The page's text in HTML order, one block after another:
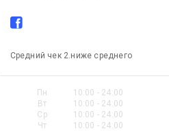
Средний чек 2.ниже среднего
Пн
10:00 - 24:00
Вт
10:00 - 24:00
Ср
10:00 - 24:00
Чт
10:00 - 24:00